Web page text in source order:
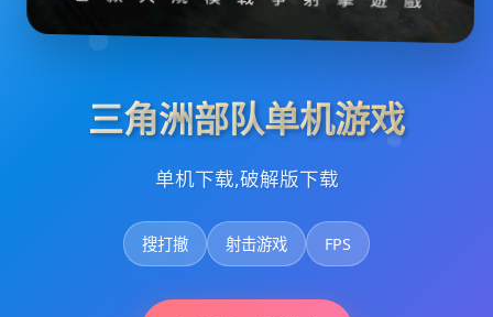
三角洲部队单机游戏
单机下载,破解版下载
搜打撤 射击游戏 FPS